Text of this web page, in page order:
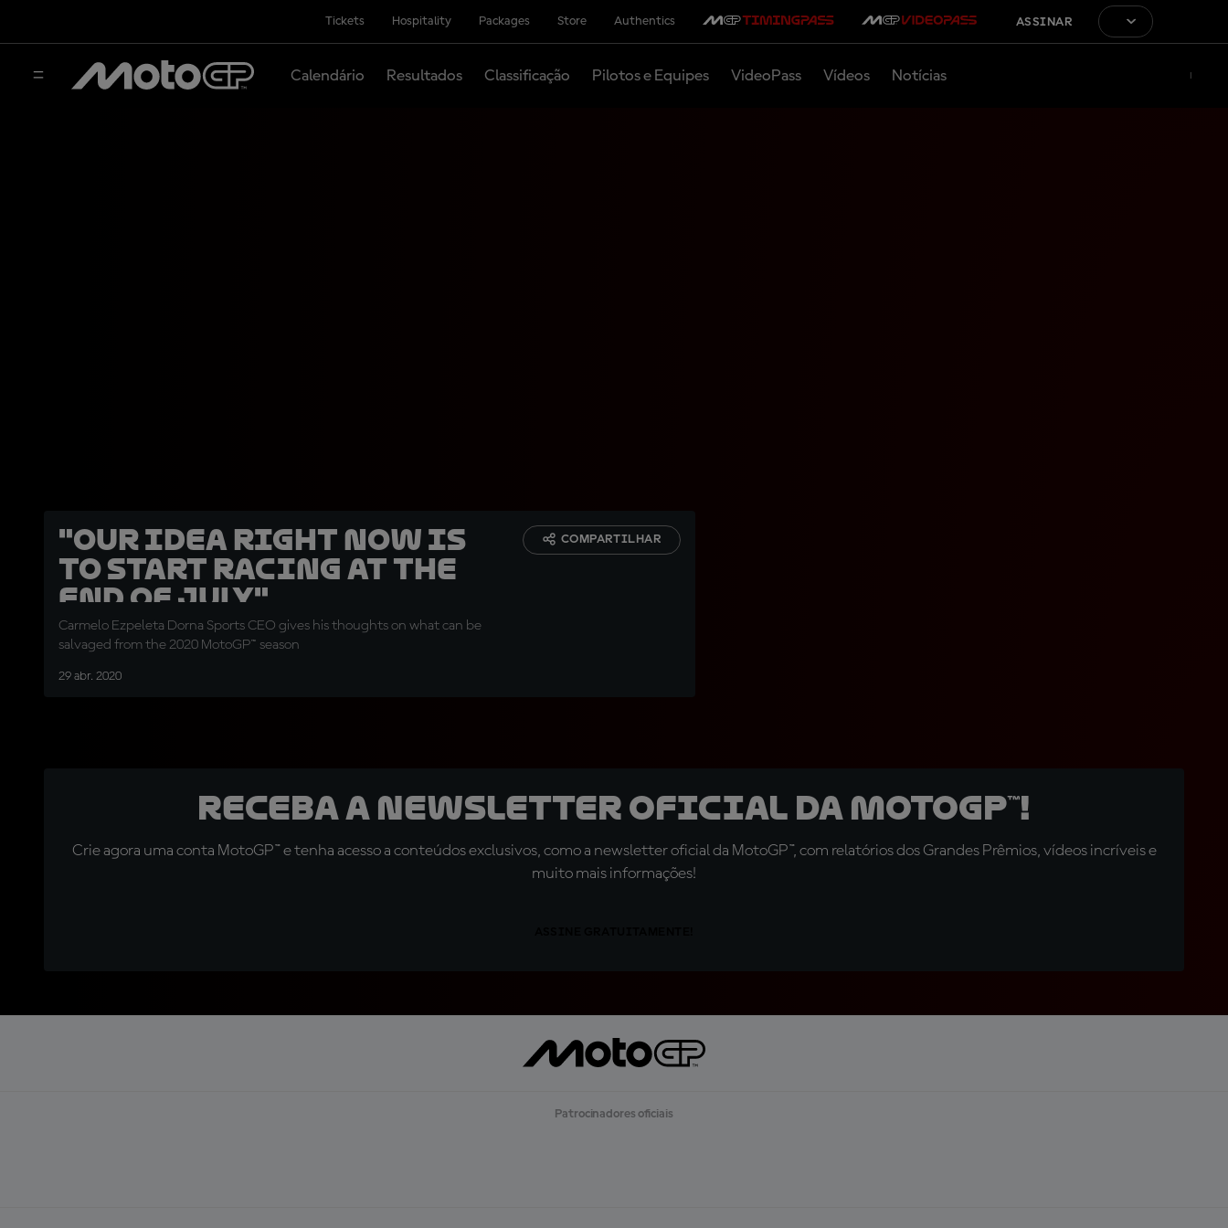
Tickets Hospitality Packages Store Authentics ASSINAR
Calendário Resultados Classificação Pilotos e Equipes VideoPass Vídeos Notícias
"Our idea right now is
to start racing at the
end of July"
Carmelo Ezpeleta Dorna Sports CEO gives his thoughts on what can be
salvaged from the 2020 MotoGP™ season
29 abr. 2020
COMPARTILHAR
Receba a newsletter oficial da MotoGP™!
Crie agora uma conta MotoGP™ e tenha acesso a conteúdos exclusivos, como a newsletter oficial da MotoGP™, com relatórios dos Grandes Prêmios, vídeos incríveis e
muito mais informações!
Patrocinadores oficiais